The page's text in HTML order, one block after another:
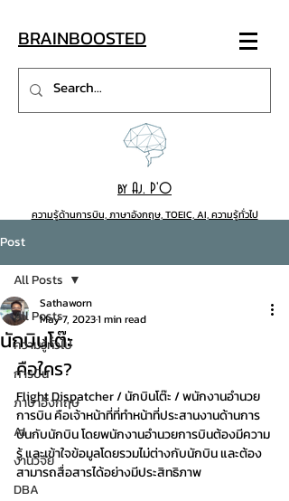
BRAINBOOSTED
by Aj. P'O
ความรู้ด้านการบิน, ภาษาอังกฤษ, TOEIC, AI, ความรู้ทั่วไป
Post
All Posts
ความรู้ทั่วไป
การบิน
ภาษาอังกฤษ
AI
งานวิจัย
DBA
All Posts
นักบินโต๊ะ
Sathaworn
May 7, 20231 min read
คือใคร?
Flight Dispatcher / นักบินโต๊ะ / พนักงานอำนวย
การบิน คือเจ้าหน้าที่ที่ทำหน้าที่ประสานงานด้านการ
บินกับนักบิน โดยพนักงานอำนวยการบินต้องมีความ
รู้ และเข้าใจข้อมูลโดยรวมไม่ต่างกับนักบิน และต้อง
สามารถสื่อสารได้อย่างมีประสิทธิภาพ